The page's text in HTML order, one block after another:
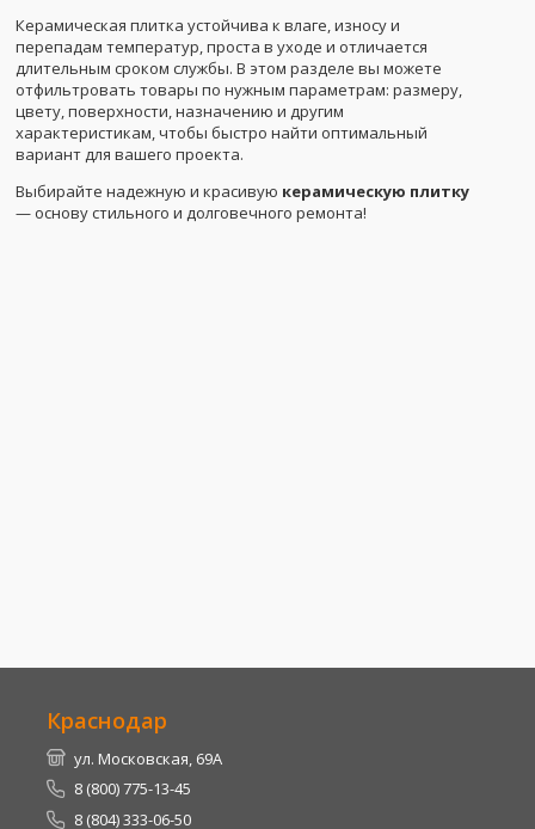
Керамическая плитка устойчива к влаге, износу и
перепадам температур, проста в уходе и отличается
длительным сроком службы. В этом разделе вы можете
отфильтровать товары по нужным параметрам: размеру,
цвету, поверхности, назначению и другим
характеристикам, чтобы быстро найти оптимальный
вариант для вашего проекта.
Выбирайте надежную и красивую керамическую плитку
— основу стильного и долговечного ремонта!
Краснодар
ул. Московская, 69А
8 (800) 775-13-45
8 (804) 333-06-50